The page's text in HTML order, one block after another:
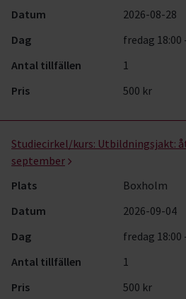
Datum
2026-08-28
Dag
fredag 18:00
Antal tillfällen
1
Pris
500 kr
Studiecirkel/kurs: Utbildningsjakt:
september
Plats
Boxholm
Datum
2026-09-04
Dag
fredag 18:00
Antal tillfällen
1
Pris
500 kr